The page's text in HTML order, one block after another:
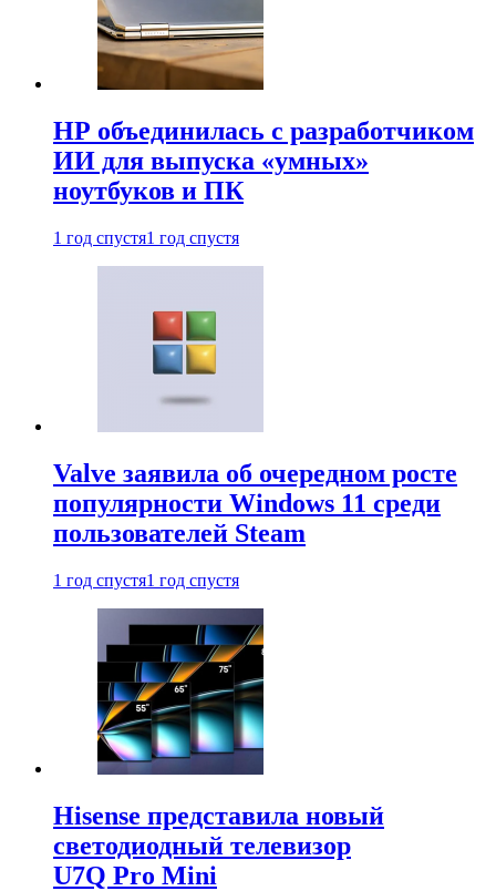
HP объединилась с разработчиком
ИИ для выпуска «умных»
ноутбуков и ПК
1 год спустя1 год спустя
Valve заявила об очередном росте
популярности Windows 11 среди
пользователей Steam
1 год спустя1 год спустя
Hisense представила новый
светодиодный телевизор
U7Q Pro Mini